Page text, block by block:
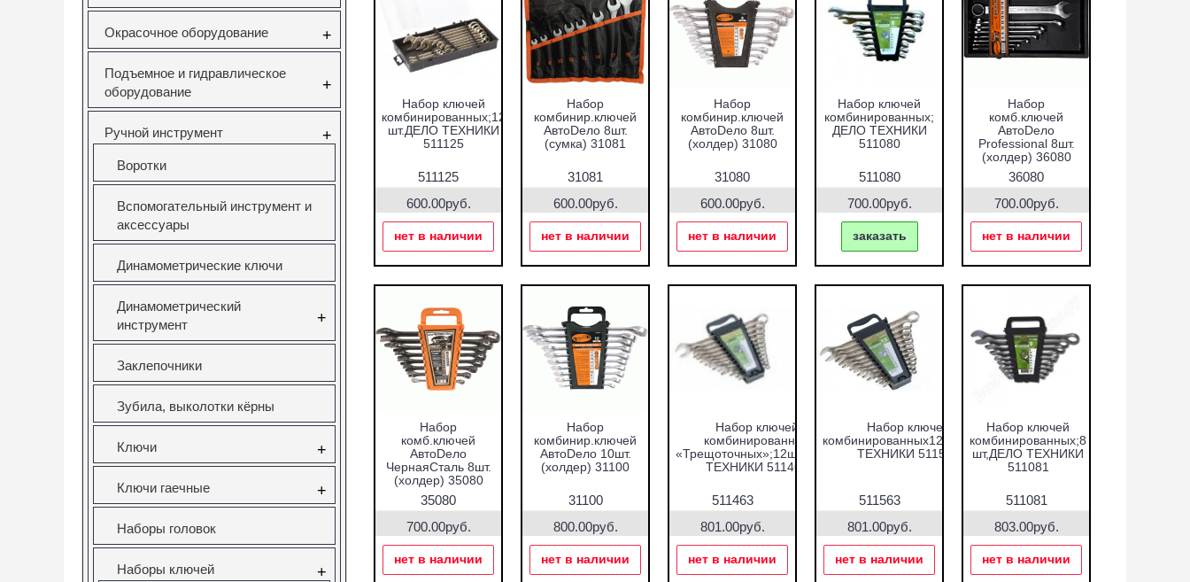
Окрасочное оборудование +
Подъемное и гидравлическое
оборудование
+
Ручной инструмент +
Воротки
Вспомогательный инструмент и
аксессуары
Динамометрические ключи
Динамометрический
инструмент
+
Заклепочники
Зубила, выколотки кёрны
Ключи +
Ключи гаечные +
Наборы головок
Наборы ключей +
Набор ключей
комбинированных;12
шт.ДЕЛО ТЕХНИКИ
511125
511125
600.00руб.
нет в наличии
Набор
комбинир.ключей
АвтоDело 8шт.
(сумка) 31081
31081
600.00руб.
нет в наличии
Набор
комбинир.ключей
АвтоDело 8шт.
(холдер) 31080
31080
600.00руб.
нет в наличии
Набор ключей
комбинированных;
ДЕЛО ТЕХНИКИ
511080
511080
700.00руб.
заказать
Набор
комб.ключей
АвтоDело
Professional 8шт.
(холдер) 36080
36080
700.00руб.
нет в наличии
Набор
комб.ключей
АвтоDело
ЧернаяСталь 8шт.
(холдер) 35080
35080
700.00руб.
нет в наличии
Набор
комбинир.ключей
АвтоDело 10шт.
(холдер) 31100
31100
800.00руб.
нет в наличии
Набор ключей
комбинированных
«Трещоточных»;12шт.ДЕЛО
ТЕХНИКИ 511463
511463
801.00руб.
нет в наличии
Набор ключей
комбинированных12шт,ДЕЛО
ТЕХНИКИ 511563
511563
801.00руб.
нет в наличии
Набор ключей
комбинированных;8
шт,ДЕЛО ТЕХНИКИ
511081
511081
803.00руб.
нет в наличии